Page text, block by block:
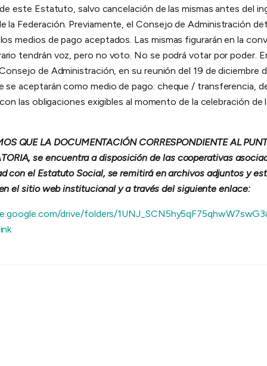
este Estatuto, salvo cancelación de las mismas antes del
la Federación. Previamente, el Consejo de Administración
medios de pago aceptados. Las mismas figurarán en la
tendrán voz, pero no voto. No se podrá votar por poder.
de Administración, en su reunión del 19 de diciembre
se aceptarán como medio de pago: cheque / transferencia,
las obligaciones exigibles al momento de la celebración de
QUE LA DOCUMENTACIÓN CORRESPONDIENTE AL
se encuentra a disposición de las cooperativas
con el Estatuto Social, se remitirá en archivos adjuntos y
el sitio web institucional y a través del siguiente enlace:
drive/folders/